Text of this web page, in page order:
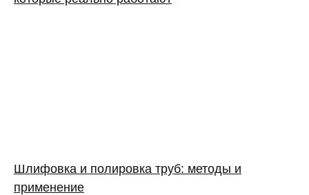
Шлифовка и полировка труб: методы и
применение